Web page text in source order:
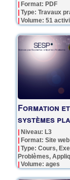
Format: PDF
Type: Travaux
Volume: 51
Formation
systèmes
Niveau: L3
Format: Site web
Type: Cours,
Problèmes,
Volume: ages